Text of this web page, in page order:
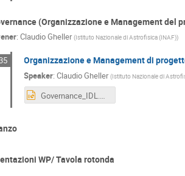
(Organizzazione e Management del
: Claudio Gheller (Istituto Nazionale di Astrofisica (INAF))
Organizzazione e Management di
Speaker:Claudio Gheller (Istituto Nazionale di
Governance_IDL.pptx
WP/ Tavola rotonda